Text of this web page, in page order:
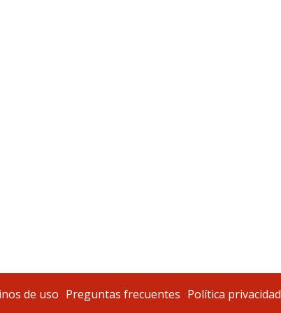
de uso Preguntas frecuentes Política privacidad